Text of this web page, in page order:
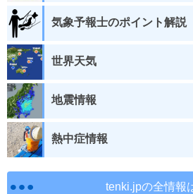
気象予報士のポイント解説
世界天気
地震情報
熱中症情報
tenki.jpの全情報